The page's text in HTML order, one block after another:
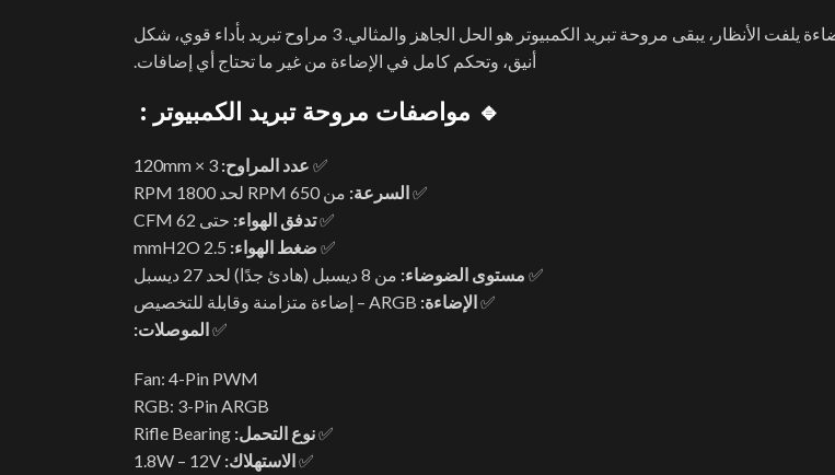
لو نفسك تركّب تبريد احترافي في جهازك، وتحافظ على درجات الحرارة منخفضة مع شكل إضاءة يلفت الأنظار، يبقى مروحة تبريد الكمبيوتر هو الحل الجاهز والمثالي. 3 مراوح تبريد بأداء قوي، شكل
أنيق، وتحكم كامل في الإضاءة من غير ما تحتاج أي إضافات.
🔹 مواصفات مروحة تبريد الكمبيوتر :
✅ عدد المراوح:
✅السرعة: من 650 RPM لحد 1800 RPM
✅تدفق الهواء: حتى 62 CFM
✅ ضغط الهواء: 2.5 mmH2O
✅ مستوى الضوضاء: من 8 ديسبل (هادئ جدًا) لحد 27 ديسبل
✅الإضاءة:
✅الموصلات:
Fan: 4-Pin PWM
RGB: 3-Pin ARGB
✅نوع التحمل:
✅الاستهلاك: